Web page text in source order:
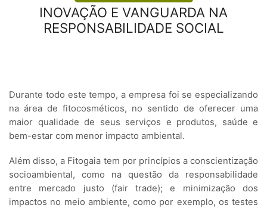
INOVAÇÃO E VANGUARDA NA
RESPONSABILIDADE SOCIAL
Durante todo este tempo, a empresa foi se especializando
na área de fitocosméticos, no sentido de oferecer uma
maior qualidade de seus serviços e produtos, saúde e
bem-estar com menor impacto ambiental.
Além disso, a Fitogaia tem por princípios a conscientização
socioambiental, como na questão da responsabilidade
entre mercado justo (fair trade); e minimização dos
impactos no meio ambiente, como por exemplo, os testes